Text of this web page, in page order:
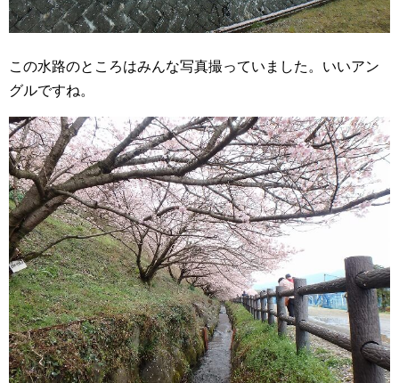
この水路のところはみんな写真撮っていました。いいアン
グルですね。